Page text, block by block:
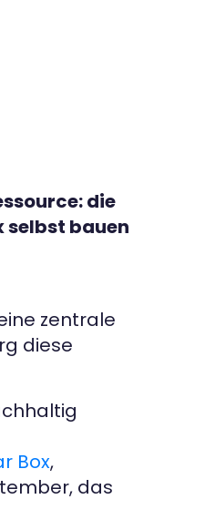
die
selbst bauen
zentrale
diese
Box,
das